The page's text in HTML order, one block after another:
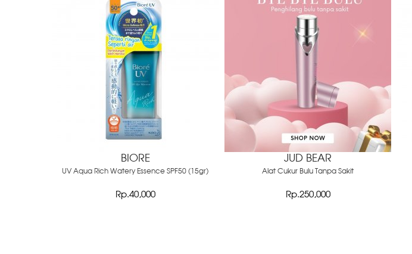
BIORE
UV Aqua Rich Watery Essence SPF50 (15gr)
Rp.40,000
JUD BEAR
Alat Cukur Bulu Tanpa Sakit
Rp.250,000